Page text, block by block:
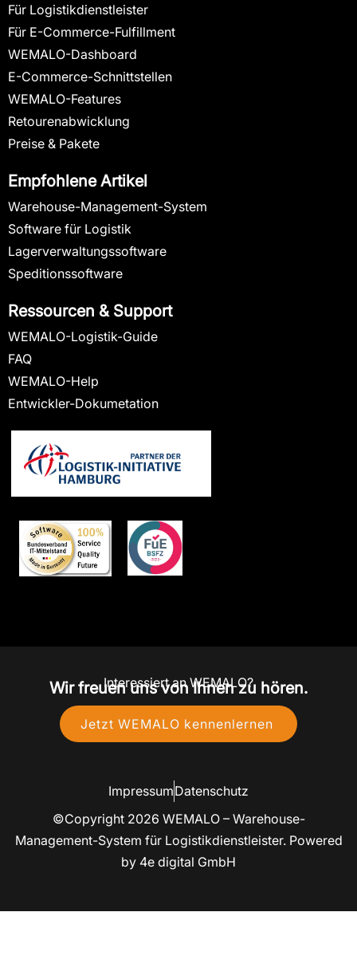
Für Logistikdienstleister
Für E-Commerce-Fulfillment
WEMALO-Dashboard
E-Commerce-Schnittstellen
WEMALO-Features
Retourenabwicklung
Preise & Pakete
Empfohlene Artikel
Warehouse-Management-System
Software für Logistik
Lagerverwaltungssoftware
Speditionssoftware
Ressourcen & Support
WEMALO-Logistik-Guide
FAQ
WEMALO-Help
Entwickler-Dokumetation
Interessiert an WEMALO?
Wir freuen uns von Ihnen zu hören.
Jetzt WEMALO kennenlernen
ImpressumDatenschutz
©Copyright 2026 WEMALO – Warehouse-
Management-System für Logistikdienstleister. Powered
by 4e digital GmbH